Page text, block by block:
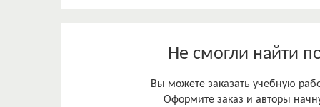
Не смогли найти
Вы можете заказать учебную
Оформите заказ и авторы